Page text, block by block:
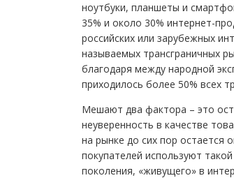
ноутбуки, планшеты и
35% и около 30% интернет-
российских или зарубежных
называемых трансграничных
благодаря между народной
приходилось более 50% всех
Мешают два фактора – это
неуверенность в качестве
на рынке до сих пор остается
покупателей используют
поколения, «живущего» в